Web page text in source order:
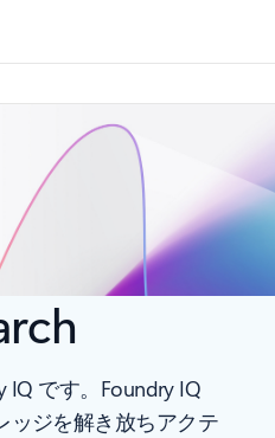
IQ です。Foundry IQ
ッジを解き放ちアクテ